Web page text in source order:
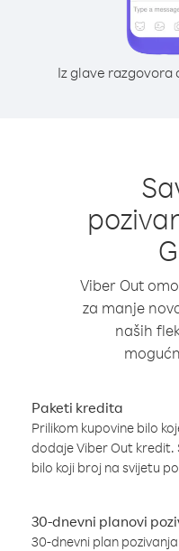
Iz glave razgovora
Viber Out
za manje
naših
Paketi kredita
Prilikom kupovine bilo
dodaje Viber Out
bilo koji broj na svijetu
30-dnevni planovi
30-dnevni plan